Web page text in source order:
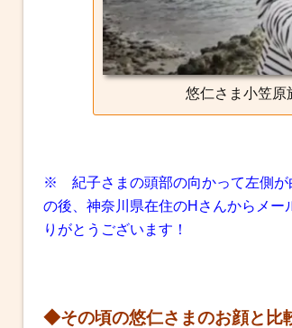
悠仁さま小笠原
※ 紀子さまの頭部の向かって左側が
の後、神奈川県在住のHさんからメ
りがとうございます！
◆その頃の悠仁さまのお顔と比